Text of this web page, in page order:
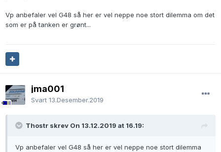
Vp anbefaler vel G48 så her er vel neppe noe stort dilemma om det
som er på tanken er grønt...
jma001
Svart 13.Desember.2019
Thostr skrev On 13.12.2019 at 16.19:
Vp anbefaler vel G48 så her er vel neppe noe stort dilemma